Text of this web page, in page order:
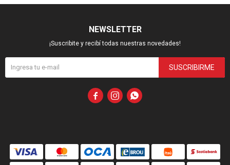
NEWSLETTER
¡Suscribite y recibí todas nuestras novedades!
SUSCRIBIRME
  